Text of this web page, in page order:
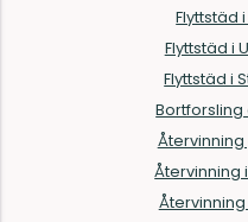
Flyttstäd
Flyttstäd i
Flyttstäd i
Återvinning